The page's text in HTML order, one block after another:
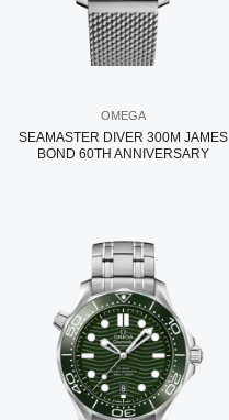
OMEGA
SEAMASTER DIVER 300M JAMES
BOND 60TH ANNIVERSARY